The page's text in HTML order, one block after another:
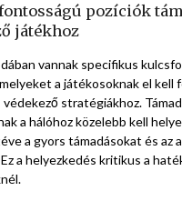
pozíciók
játékhoz
vannak specifikus
a játékosoknak el kell
védekező stratégiákhoz.
a hálóhoz közelebb kell
a gyors támadásokat és az
a helyezkedés kritikus a